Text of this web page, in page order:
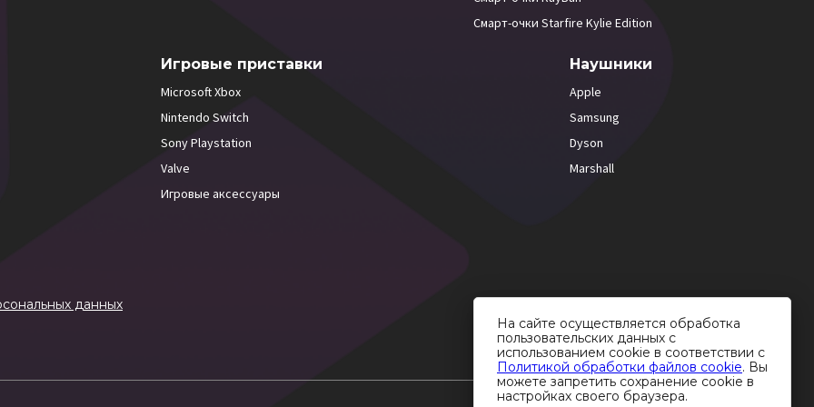
Смарт-очки Starfire Kylie Edition
Игровые приставки
Microsoft Xbox
Nintendo Switch
Sony Playstation
Valve
Игровые аксессуары
Наушники
Apple
Samsung
Dyson
Marshall
данных
На сайте осуществляется обработка
пользовательских данных с
использованием cookie в соответствии с
Политикой обработки файлов cookie. Вы
можете запретить сохранение cookie в
настройках своего браузера.